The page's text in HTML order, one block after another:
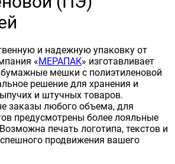
и надежную упаковку от
«МЕРАПАК» изготавливает
мешки с полиэтиленовой
решение для хранения и
и штучных товаров.
заказы любого объема, для
предусмотрены более лояльные
печать логотипа, текстов и
продвижения вашего